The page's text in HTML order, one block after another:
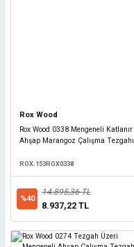
Rox Wood
Rox Wood 0338 Mengeneli Katlanır
Ahşap Marangoz Çalışma Tezgahı
ROX.153ROX0338
%40
14.895,36 TL
8.937,22 TL